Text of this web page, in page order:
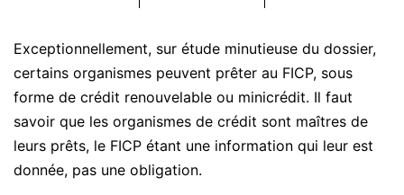
Exceptionnellement, sur étude minutieuse du dossier,
certains organismes peuvent prêter au FICP, sous
forme de crédit renouvelable ou minicrédit. Il faut
savoir que les organismes de crédit sont maîtres de
leurs prêts, le FICP étant une information qui leur est
donnée, pas une obligation.